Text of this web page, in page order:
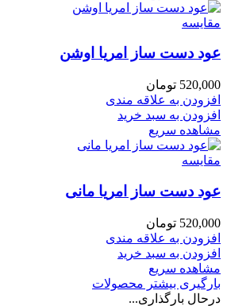
مقایسه
عود دست ساز امریا اوشن
520,000 تومان
افزودن به علاقه مندی
افزودن به سبد خرید
مشاهده سریع
مقایسه
عود دست ساز امریا مانی
520,000 تومان
افزودن به علاقه مندی
افزودن به سبد خرید
مشاهده سریع
بارگیری بیشتر محصولات
درحال بارگذاری...